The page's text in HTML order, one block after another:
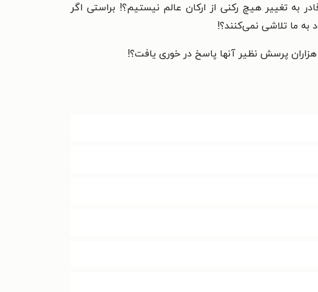
به تغییر هیچ رکنی از ارکان عالم نیستیم؟! براستی اگر
به ما تلاشی نمی‌کنند؟!
پرسش نظیر آنها پاسخ در خوری یافت؟!